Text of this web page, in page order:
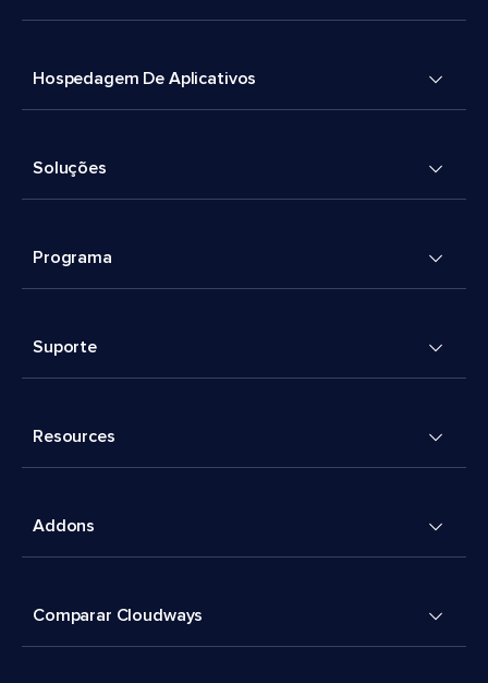
Hospedagem De Aplicativos
Soluções
Programa
Suporte
Resources
Addons
Comparar Cloudways